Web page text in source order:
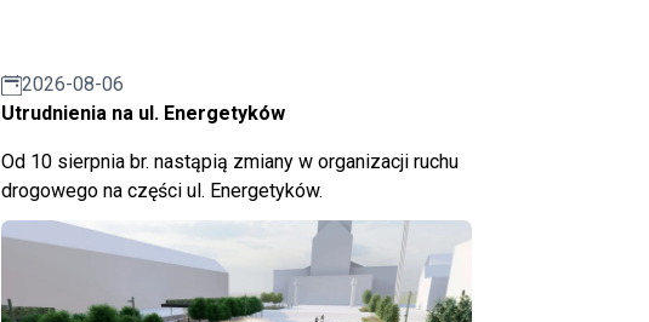
2026-08-06
Utrudnienia na ul. Energetyków
Od 10 sierpnia br. nastąpią zmiany w organizacji ruchu
drogowego na części ul. Energetyków.